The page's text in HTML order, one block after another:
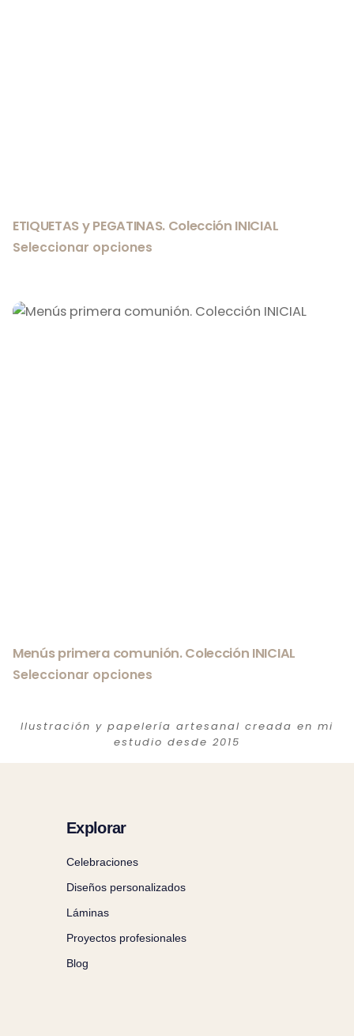
ETIQUETAS y PEGATINAS. Colección INICIAL
Seleccionar opciones
Menús primera comunión. Colección INICIAL
Seleccionar opciones
Ilustración y papelería artesanal creada en mi
estudio desde 2015
Explorar
Celebraciones
Diseños personalizados
Láminas
Proyectos profesionales
Blog